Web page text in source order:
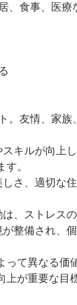
、食事、医療
。友情、家族
キルが向上
。
さ、適切な
、ストレス
整備され、
って異なる
上が重要な